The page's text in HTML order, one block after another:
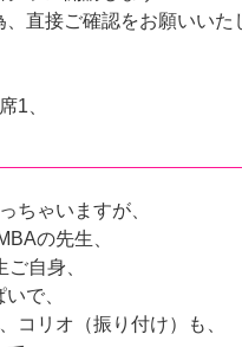
直接ご確認をお願いいた
1、
ちゃいますが、
の先生、
自身、
で、
コリオ（振り付け）も、